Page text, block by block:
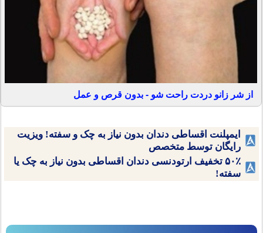
از شر زانو دردت راحت شو - بدون قرص و عمل
ایمپلنت اقساطی دندان بدون نیاز به چک و سفته! ویزیت
رایگان توسط متخصص
۵۰٪ تخفیف ارتودنسی دندان اقساطی بدون نیاز به چک یا
سفته!